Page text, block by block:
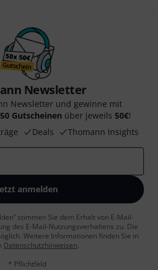
Newsletter
Newsletter und gewinne mit
50 Gutscheinen über jeweils 50€!
Deals Thomann Insights
anmelden
stimmen Sie dem Erhalt von E-Mail-
des E-Mail-Nutzungsverhaltens zu. Die
Weitere Informationen finden Sie in
Datenschutzhinweisen.
* Pflichtfeld